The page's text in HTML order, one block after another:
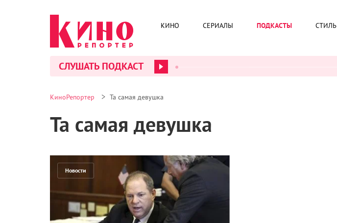
КИНО СЕРИАЛЫ ПОДКАСТЫ СТИЛЬ
СЛУШАТЬ ПОДКАСТ
КиноРепортер > Та самая девушка
Та самая девушка
Новости